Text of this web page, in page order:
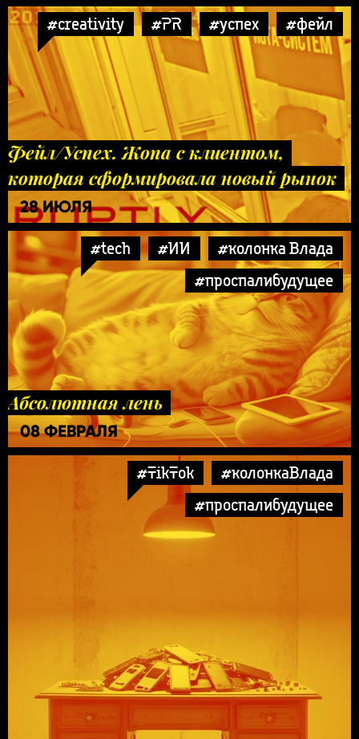
#creativity #PR #успех #фейл
Фейл/Успех. Жопа с клиентом,
которая сформировала новый рынок
28 ИЮЛЯ
#tech #ИИ
#колонка Влада
#проспалибудущее
Абсолютная лень
08 ФЕВРАЛЯ
#TikTok
#колонкаВлада
#проспалибудущее